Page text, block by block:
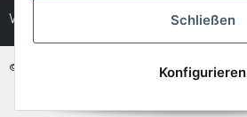
Widerrufsrecht
© huntivity-group.at
Schließen
Konfigurieren